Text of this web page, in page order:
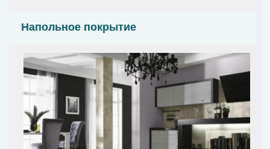
Напольное покрытие